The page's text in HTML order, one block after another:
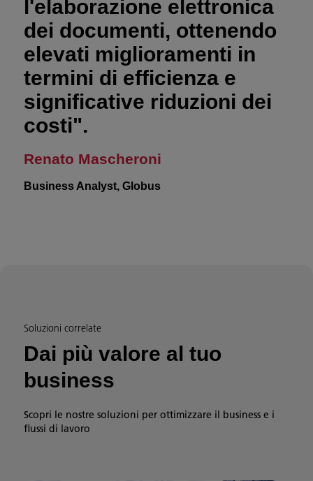
l'elaborazione elettronica
dei documenti, ottenendo
elevati miglioramenti in
termini di efficienza e
significative riduzioni dei
costi".
Renato Mascheroni
Business Analyst, Globus
Soluzioni correlate
Dai più valore al tuo
business
Scopri le nostre soluzioni per ottimizzare il business e i
flussi di lavoro